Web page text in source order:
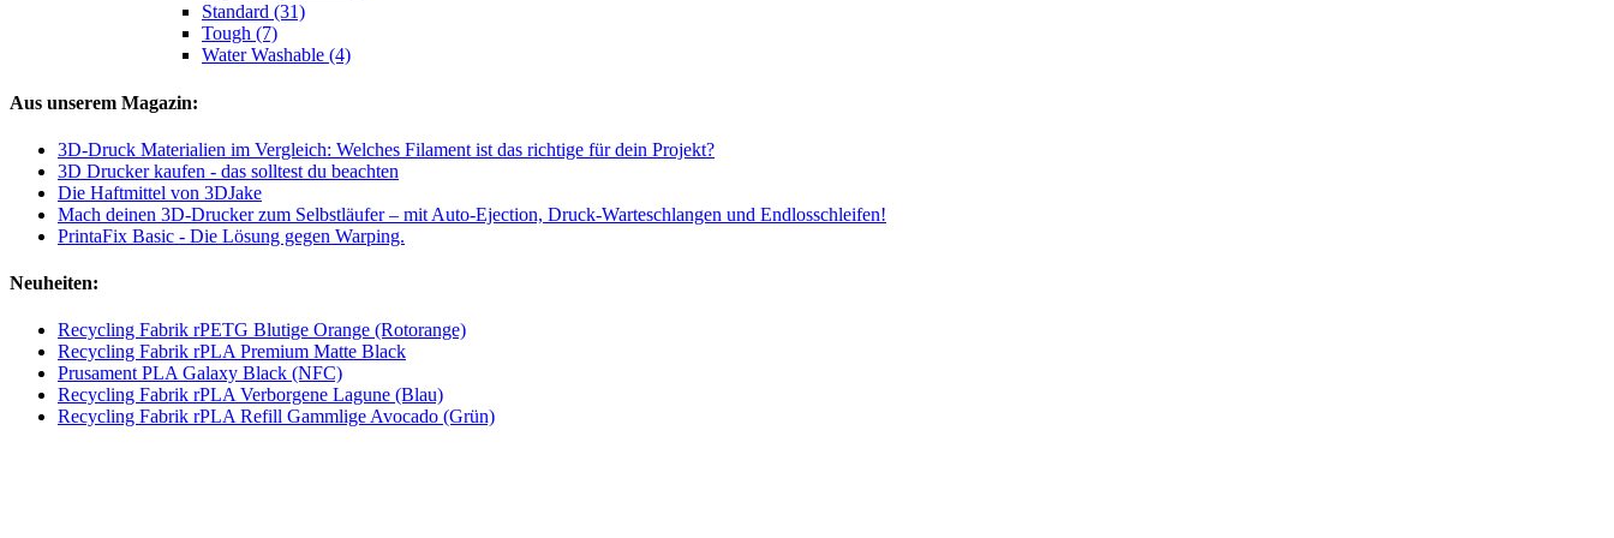
Standard (31)
Tough (7)
Water Washable (4)
Aus unserem Magazin:
3D-Druck Materialien im Vergleich: Welches Filament ist das richtige für dein Projekt?
3D Drucker kaufen - das solltest du beachten
Die Haftmittel von 3DJake
Mach deinen 3D-Drucker zum Selbstläufer – mit Auto-Ejection, Druck-Warteschlangen und Endlosschleifen!
PrintaFix Basic - Die Lösung gegen Warping.
Neuheiten:
Recycling Fabrik rPETG Blutige Orange (Rotorange)
Recycling Fabrik rPLA Premium Matte Black
Prusament PLA Galaxy Black (NFC)
Recycling Fabrik rPLA Verborgene Lagune (Blau)
Recycling Fabrik rPLA Refill Gammlige Avocado (Grün)